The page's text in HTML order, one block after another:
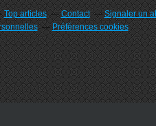
Top articles Contact Signaler un
Préférences cookies